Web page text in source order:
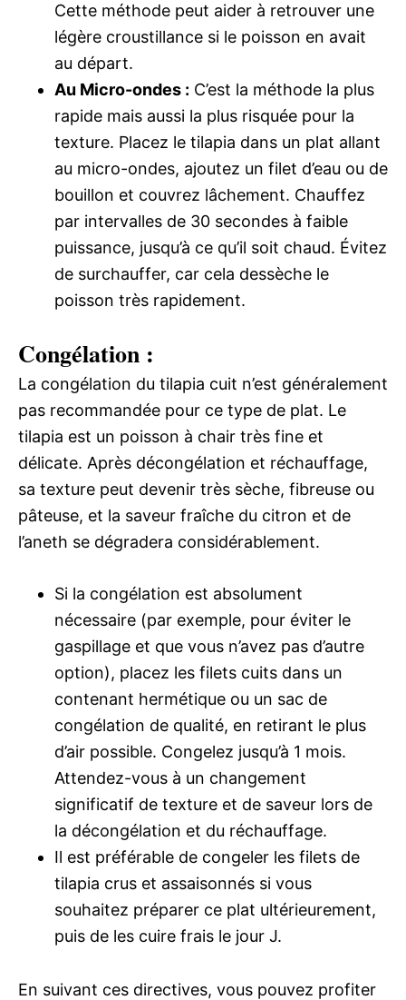
Cette méthode peut aider à retrouver une
légère croustillance si le poisson en avait
au départ.
Au Micro-ondes : C’est la méthode la plus
rapide mais aussi la plus risquée pour la
texture. Placez le tilapia dans un plat allant
au micro-ondes, ajoutez un filet d’eau ou de
bouillon et couvrez lâchement. Chauffez
par intervalles de 30 secondes à faible
puissance, jusqu’à ce qu’il soit chaud. Évitez
de surchauffer, car cela dessèche le
poisson très rapidement.
Congélation :
La congélation du tilapia cuit n’est généralement
pas recommandée pour ce type de plat. Le
tilapia est un poisson à chair très fine et
délicate. Après décongélation et réchauffage,
sa texture peut devenir très sèche, fibreuse ou
pâteuse, et la saveur fraîche du citron et de
l’aneth se dégradera considérablement.
Si la congélation est absolument
nécessaire (par exemple, pour éviter le
gaspillage et que vous n’avez pas d’autre
option), placez les filets cuits dans un
contenant hermétique ou un sac de
congélation de qualité, en retirant le plus
d’air possible. Congelez jusqu’à 1 mois.
Attendez-vous à un changement
significatif de texture et de saveur lors de
la décongélation et du réchauffage.
Il est préférable de congeler les filets de
tilapia crus et assaisonnés si vous
souhaitez préparer ce plat ultérieurement,
puis de les cuire frais le jour J.
En suivant ces directives, vous pouvez profiter